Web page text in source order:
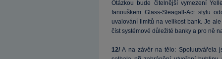
Otázkou bude čitelnější vymezení
fanouškem Glass-Steagall-Act stylu
uvalování limitů na velikost bank. Je
číst systémové důležité banky a pro ně
12/ A na závěr na tělo: Spoluutvářela